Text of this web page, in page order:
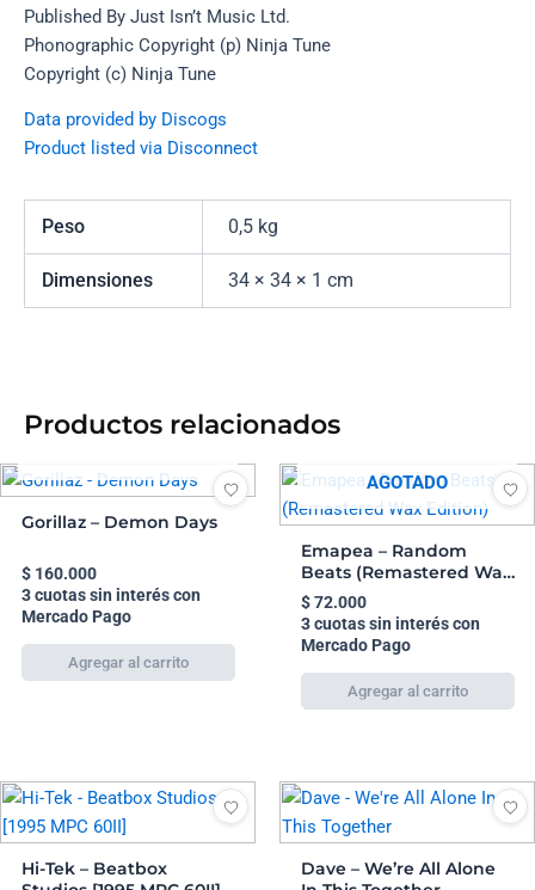
Published By Just Isn’t Music Ltd.
Phonographic Copyright (p) Ninja Tune
Copyright (c) Ninja Tune
Data provided by Discogs
Product listed via Disconnect
Peso 0,5 kg
Dimensiones 34 × 34 × 1 cm
Productos relacionados
Gorillaz – Demon Days
$160.000
3 cuotas sin interés con
Mercado Pago
AGOTADO
Emapea – Random
Beats (Remastered Wax
Edition)
$72.000
3 cuotas sin interés con
Mercado Pago
Hi-Tek – Beatbox
Dave – We’re All Alone